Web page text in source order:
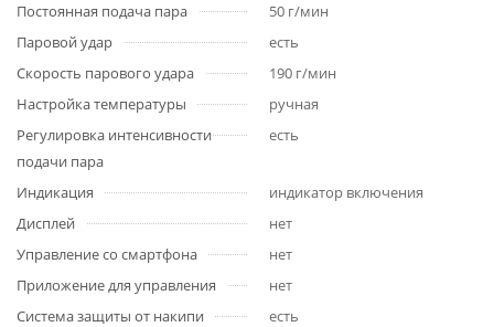
Постоянная подача пара
50 г/мин
Паровой удар
есть
Скорость парового удара
190 г/мин
Настройка температуры
ручная
Регулировка интенсивности
подачи пара
есть
Индикация
индикатор включения
Дисплей
нет
Управление со смартфона
нет
Приложение для управления
нет
Система защиты от накипи
есть